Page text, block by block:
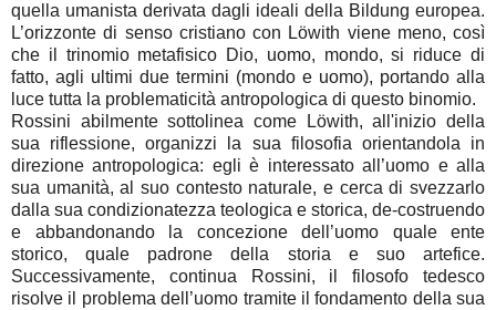
quella umanista derivata dagli ideali della Bildung europea.
L’orizzonte di senso cristiano con Löwith viene meno, così
che il trinomio metafisico Dio, uomo, mondo, si riduce di
fatto, agli ultimi due termini (mondo e uomo), portando alla
luce tutta la problematicità antropologica di questo binomio.
Rossini abilmente sottolinea come Löwith, all'inizio della
sua riflessione, organizzi la sua filosofia orientandola in
direzione antropologica: egli è interessato all’uomo e alla
sua umanità, al suo contesto naturale, e cerca di svezzarlo
dalla sua condizionatezza teologica e storica, de-costruendo
e abbandonando la concezione dell’uomo quale ente
storico, quale padrone della storia e suo artefice.
Successivamente, continua Rossini, il filosofo tedesco
risolve il problema dell’uomo tramite il fondamento della sua